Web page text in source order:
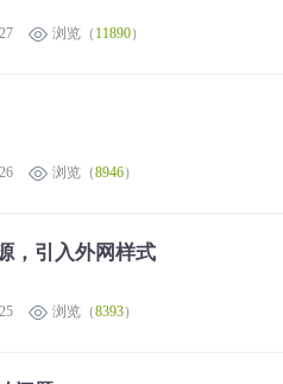
浏览（ 11890）
浏览（8946）
，引入外网样式
浏览（8393）